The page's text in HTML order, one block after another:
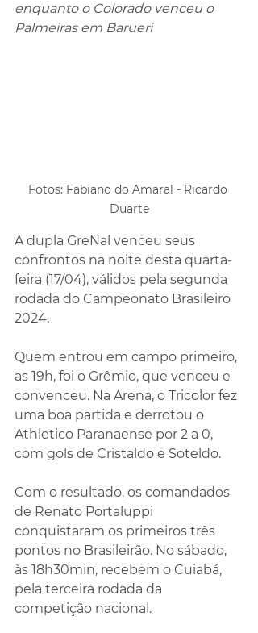
enquanto o Colorado venceu o
Palmeiras em Barueri
Fotos: Fabiano do Amaral - Ricardo
Duarte
A dupla GreNal venceu seus
confrontos na noite desta quarta-
feira (17/04), válidos pela segunda
rodada do Campeonato Brasileiro
2024.
Quem entrou em campo primeiro,
as 19h, foi o Grêmio, que venceu e
convenceu. Na Arena, o Tricolor fez
uma boa partida e derrotou o
Athletico Paranaense por 2 a 0,
com gols de Cristaldo e Soteldo.
Com o resultado, os comandados
de Renato Portaluppi
conquistaram os primeiros três
pontos no Brasileirão. No sábado,
às 18h30min, recebem o Cuiabá,
pela terceira rodada da
competição nacional.